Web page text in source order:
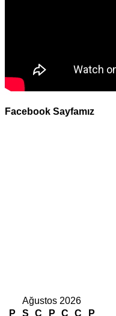
Facebook Sayfamız
Ağustos 2026
P
S Ç P C C P